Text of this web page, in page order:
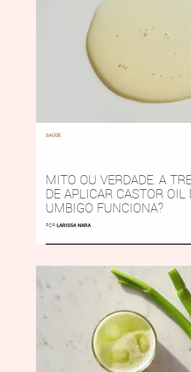
SAÚDE
MITO OU VERDADE: A
DE APLICAR CASTOR OIL
UMBIGO FUNCIONA?
POR LARISSA NARA